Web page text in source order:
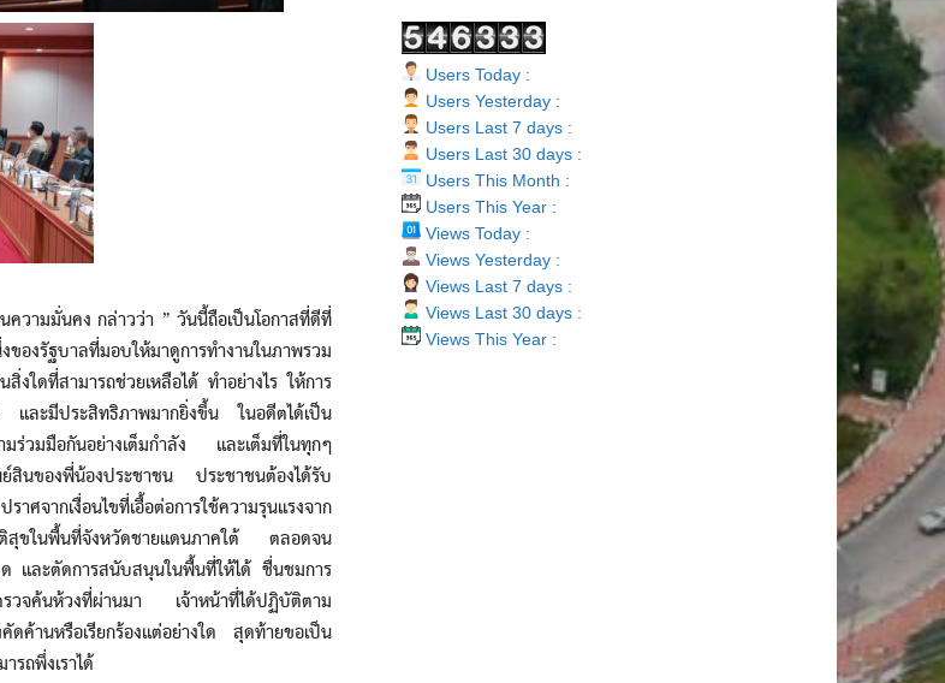
มมั่นคง กล่าวว่า ” วันนี้ถือเป็นโอกาสที่ดีที่
องรัฐบาลที่มอบให้มาดูการทำงานในภาพรวม
ใดที่สามารถช่วยเหลือได้ ทำอย่างไร ให้การ
และมีประสิทธิภาพมากยิ่งขึ้น ในอดีตได้เป็น
ามร่วมมือกันอย่างเต็มกำลัง และเต็มที่ในทุกๆ
สินของพี่น้องประชาชน ประชาชนต้องได้รับ
ศจากเงื่อนไขที่เอื้อต่อการใช้ความรุนแรงจาก
สุขในพื้นที่จังหวัดชายแดนภาคใต้ ตลอดจน
และตัดการสนับสนุนในพื้นที่ให้ได้ ชื่นชมการ
วจค้นห้วงที่ผ่านมา เจ้าหน้าที่ได้ปฏิบัติตาม
านหรือเรียกร้องแต่อย่างใด สุดท้ายขอเป็น
รถพึ่งเราได้
Users Today :
Users Yesterday :
Users Last 7 days :
Users Last 30 days :
Users This Month :
Users This Year :
Views Today :
Views Yesterday :
Views Last 7 days :
Views Last 30 days :
Views This Year :